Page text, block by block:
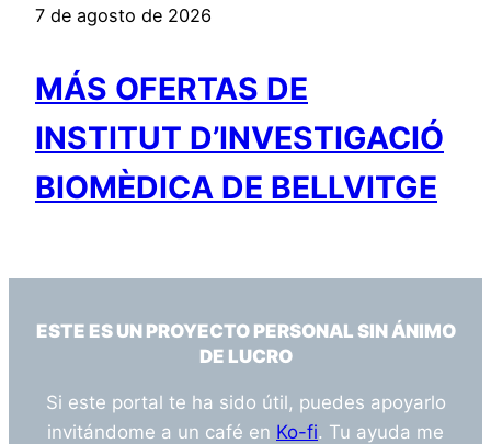
7 de agosto de 2026
MÁS OFERTAS DE
INSTITUT D’INVESTIGACIÓ
BIOMÈDICA DE BELLVITGE
ESTE ES UN PROYECTO PERSONAL SIN ÁNIMO
DE LUCRO
Si este portal te ha sido útil, puedes apoyarlo
invitándome a un café en Ko-fi. Tu ayuda me